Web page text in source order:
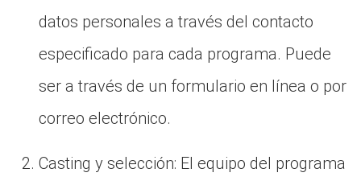
datos personales a través del contacto
especificado para cada programa. Puede
ser a través de un formulario en línea o por
correo electrónico.
Casting y selección: El equipo del programa